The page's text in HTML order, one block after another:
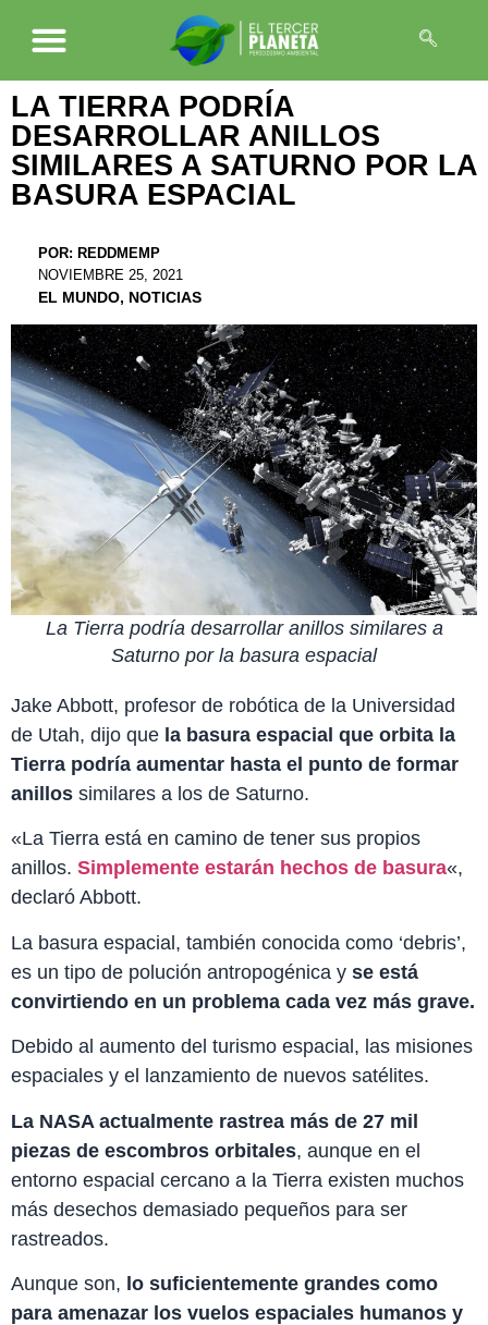
LA TIERRA PODRÍA
DESARROLLAR ANILLOS
SIMILARES A SATURNO POR LA
BASURA ESPACIAL
POR: REDDMEMP
NOVIEMBRE 25, 2021
EL MUNDO, NOTICIAS
La Tierra podría desarrollar anillos similares a
Saturno por la basura espacial
Jake Abbott, profesor de robótica de la Universidad
de Utah, dijo que la basura espacial que orbita la
Tierra podría aumentar hasta el punto de formar
anillos similares a los de Saturno.
«La Tierra está en camino de tener sus propios
anillos. Simplemente estarán hechos de basura«,
declaró Abbott.
La basura espacial, también conocida como ‘debris’,
es un tipo de polución antropogénica y se está
convirtiendo en un problema cada vez más grave.
Debido al aumento del turismo espacial, las misiones
espaciales y el lanzamiento de nuevos satélites.
La NASA actualmente rastrea más de 27 mil
piezas de escombros orbitales, aunque en el
entorno espacial cercano a la Tierra existen muchos
más desechos demasiado pequeños para ser
rastreados.
Aunque son, lo suficientemente grandes como
para amenazar los vuelos espaciales humanos y